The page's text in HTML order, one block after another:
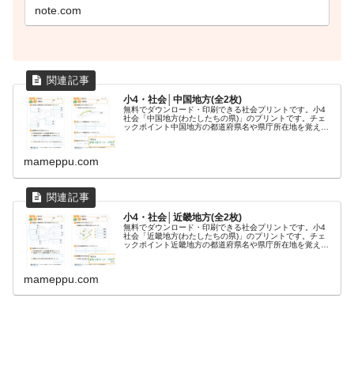
note.com
小4・社会│中国地方(全2枚)
無料でダウンロード・印刷できる社会プリントです。小4
社会「中国地方(わたしたちの県)」のプリントです。チェ
ックポイント中国地方の都道府県名や県庁所在地を覚えま
mameppu.com
小4・社会│近畿地方(全2枚)
無料でダウンロード・印刷できる社会プリントです。小4
社会「近畿地方(わたしたちの県)」のプリントです。チェ
ックポイント近畿地方の都道府県名や県庁所在地を覚えま
mameppu.com